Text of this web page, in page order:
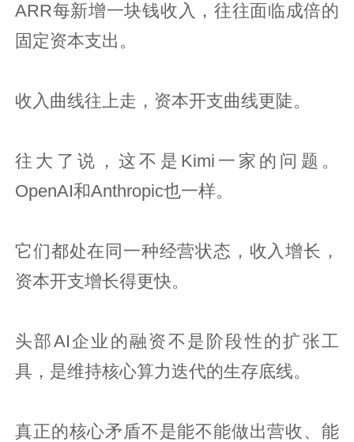
ARR每新增一块钱收入，往往面临成倍的
固定资本支出。
收入曲线往上走，资本开支曲线更陡。
往大了说，这不是Kimi一家的问题。
OpenAI和Anthropic也一样。
它们都处在同一种经营状态，收入增长，
资本开支增长得更快。
头部AI企业的融资不是阶段性的扩张工
具，是维持核心算力迭代的生存底线。
真正的核心矛盾不是能不能做出营收、能